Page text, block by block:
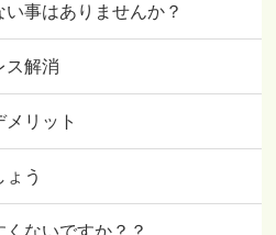
事はありませんか？
ス解消
リット
う
ないですか？？